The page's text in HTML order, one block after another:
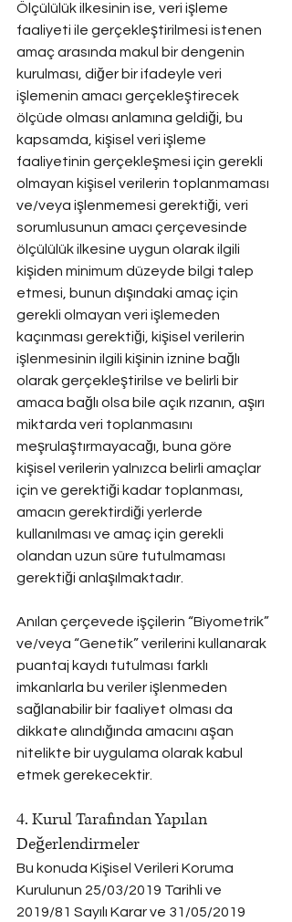
Ölçülülük ilkesinin ise, veri işleme
faaliyeti ile gerçekleştirilmesi istenen
amaç arasında makul bir dengenin
kurulması, diğer bir ifadeyle veri
işlemenin amacı gerçekleştirecek
ölçüde olması anlamına geldiği, bu
kapsamda, kişisel veri işleme
faaliyetinin gerçekleşmesi için gerekli
olmayan kişisel verilerin toplanmaması
ve/veya işlenmemesi gerektiği, veri
sorumlusunun amacı çerçevesinde
ölçülülük ilkesine uygun olarak ilgili
kişiden minimum düzeyde bilgi talep
etmesi, bunun dışındaki amaç için
gerekli olmayan veri işlemeden
kaçınması gerektiği, kişisel verilerin
işlenmesinin ilgili kişinin iznine bağlı
olarak gerçekleştirilse ve belirli bir
amaca bağlı olsa bile açık rızanın, aşırı
miktarda veri toplanmasını
meşrulaştırmayacağı, buna göre
kişisel verilerin yalnızca belirli amaçlar
için ve gerektiği kadar toplanması,
amacın gerektirdiği yerlerde
kullanılması ve amaç için gerekli
olandan uzun süre tutulmaması
gerektiği anlaşılmaktadır.
Anılan çerçevede işçilerin “Biyometrik”
ve/veya “Genetik” verilerini kullanarak
puantaj kaydı tutulması farklı
imkanlarla bu veriler işlenmeden
sağlanabilir bir faaliyet olması da
dikkate alındığında amacını aşan
nitelikte bir uygulama olarak kabul
etmek gerekecektir.
4. Kurul Tarafından Yapılan
Değerlendirmeler
Bu konuda Kişisel Verileri Koruma
Kurulunun 25/03/2019 Tarihli ve
2019/81 Sayılı Karar ve 31/05/2019